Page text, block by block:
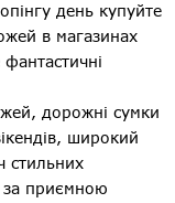
день купуйте
в магазинах
дорожні сумки
широкий
стильних
за приємною